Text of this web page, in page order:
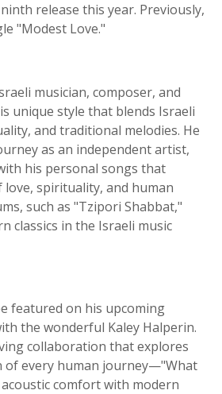
release this year. Previously,
"Modest Love."
musician, composer, and
unique style that blends Israeli
and traditional melodies. He
as an independent artist,
his personal songs that
love, spirituality, and human
such as "Tzipori Shabbat,"
classics in the Israeli music
featured on his upcoming
the wonderful Kaley Halperin.
collaboration that explores
of every human journey—"What
comfort with modern